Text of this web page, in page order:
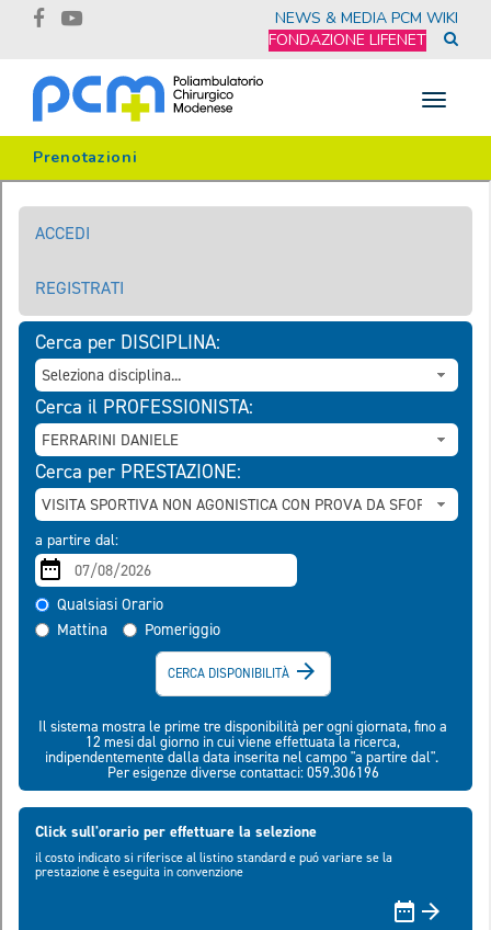
NEWS & MEDIA PCM WIKI
FONDAZIONE LIFENET
Toggle
Prenotazioni